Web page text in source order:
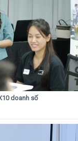
doanh số